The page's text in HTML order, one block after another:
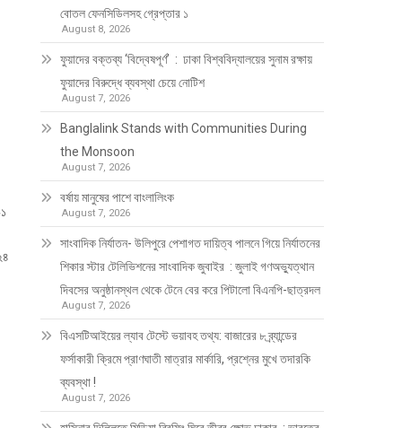
বোতল ফেনসিডিলসহ গ্রেপ্তার ১
August 8, 2026
ফুয়াদের বক্তব্য ‘বিদ্বেষপূর্ণ’ : ঢাকা বিশ্ববিদ্যালয়ের সুনাম রক্ষায়
ফুয়াদের বিরুদ্ধে ব্যবস্থা চেয়ে নোটিশ
August 7, 2026
Banglalink Stands with Communities During
the Monsoon
August 7, 2026
বর্ষায় মানুষের পাশে বাংলালিংক
August 7, 2026
সাংবাদিক নির্যাতন- উলিপুরে পেশাগত দায়িত্ব পালনে গিয়ে নির্যাতনের
শিকার স্টার টেলিভিশনের সাংবাদিক জুবাইর : জুলাই গণঅভ্যুত্থান
দিবসের অনুষ্ঠানস্থল থেকে টেনে বের করে পিটালো বিএনপি-ছাত্রদল
August 7, 2026
বিএসটিআইয়ের ল্যাব টেস্টে ভয়াবহ তথ্য: বাজারের ৮ ব্র্যান্ডের
ফর্সাকারী ক্রিমে প্রাণঘাতী মাত্রার মার্কারি, প্রশ্নের মুখে তদারকি
ব্যবস্থা !
August 7, 2026